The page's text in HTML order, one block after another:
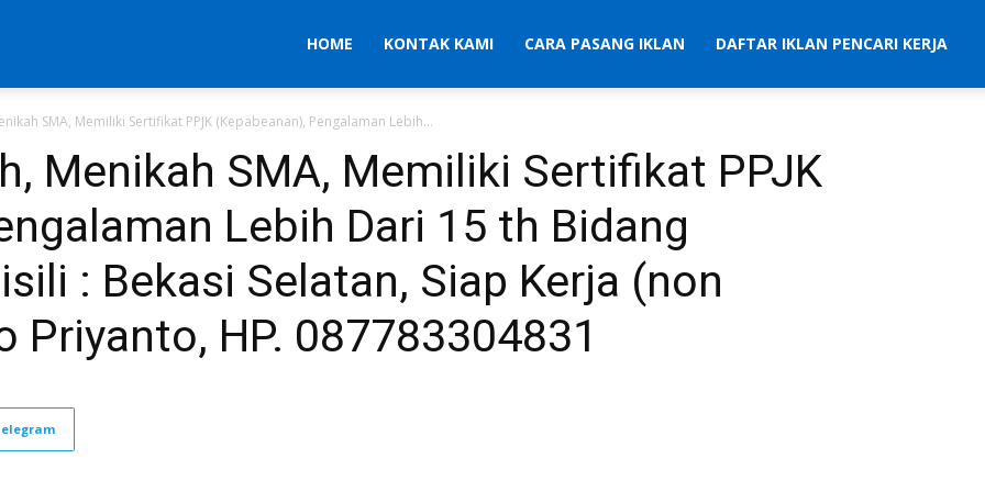
HOME KONTAK KAMI CARA PASANG IKLAN DAFTAR IKLAN PENCARI KERJA
SMA, Memiliki Sertifikat PPJK (Kepabeanan), Pengalaman Lebih...
Menikah SMA, Memiliki Sertifikat PPJK
Lebih Dari 15 th Bidang
: Bekasi Selatan, Siap Kerja (non
Priyanto, HP. 087783304831